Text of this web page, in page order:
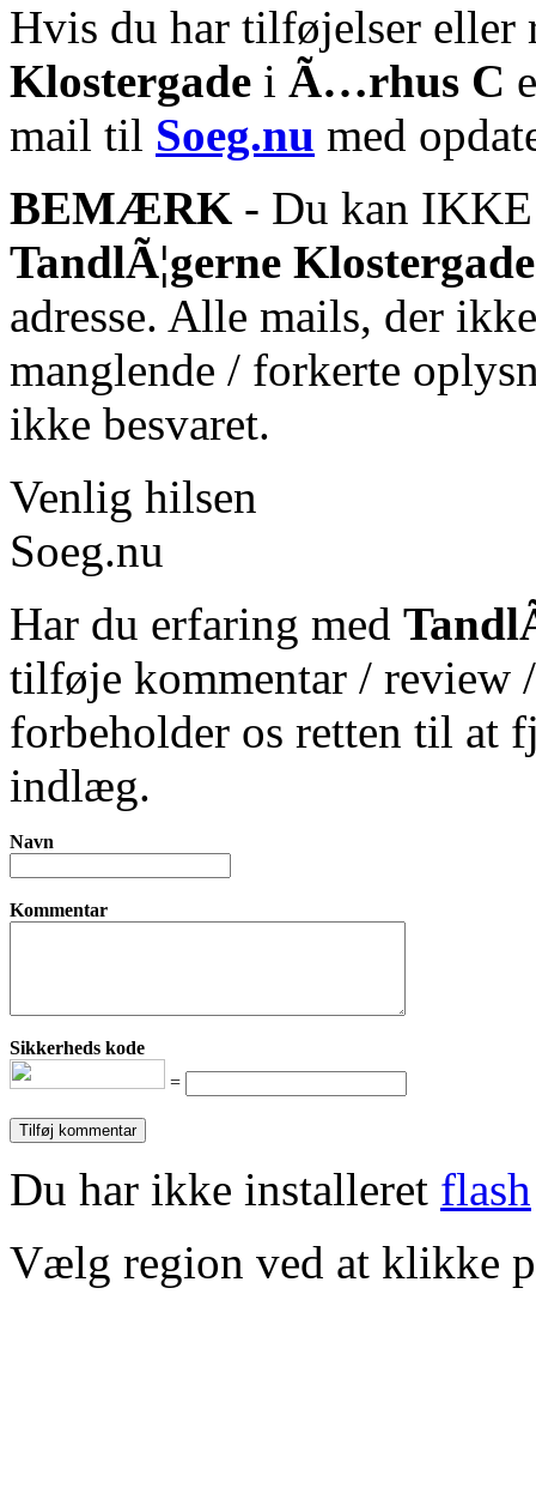
Hvis du har tilføjelser eller
Klostergade i Ã…rhus C
mail til Soeg.nu med
BEMÆRK - Du kan IKKE
TandlÃ¦gerne Klostergade
adresse. Alle mails, der
manglende / forkerte
ikke besvaret.
Venlig hilsen
Soeg.nu
Har du erfaring med
tilføje kommentar / review
forbeholder os retten til at
indlæg.
Navn
Kommentar
Sikkerheds kode
=
Du har ikke installeret flash
Vælg region ved at klikke